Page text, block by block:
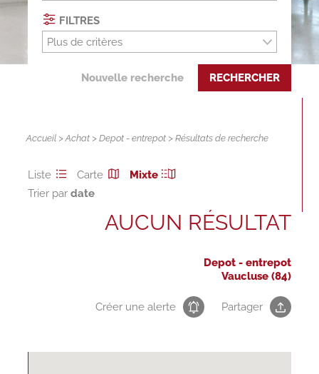
FILTRES
Plus de critères
Nouvelle recherche RECHERCHER
Accueil >Achat >Depot - entrepot > Résultats de recherche
Liste Carte
Mixte
Trier par
AUCUN RÉSULTAT
Depot - entrepot
Vaucluse (84)
Créer une alerte Partager